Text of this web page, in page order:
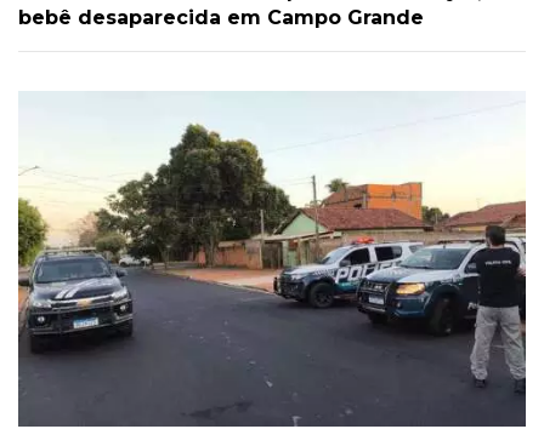
bebê desaparecida em Campo Grande